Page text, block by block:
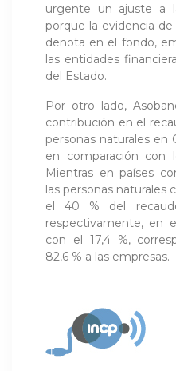
urgente un ajuste a
porque la evidencia
denota en el fondo,
las entidades
del Estado.
Por otro lado,
contribución en el
personas naturales en
en comparación con
Mientras en países
las personas naturales
el 40 % del
respectivamente, en
con el 17,4 %,
82,6 % a las empresas.